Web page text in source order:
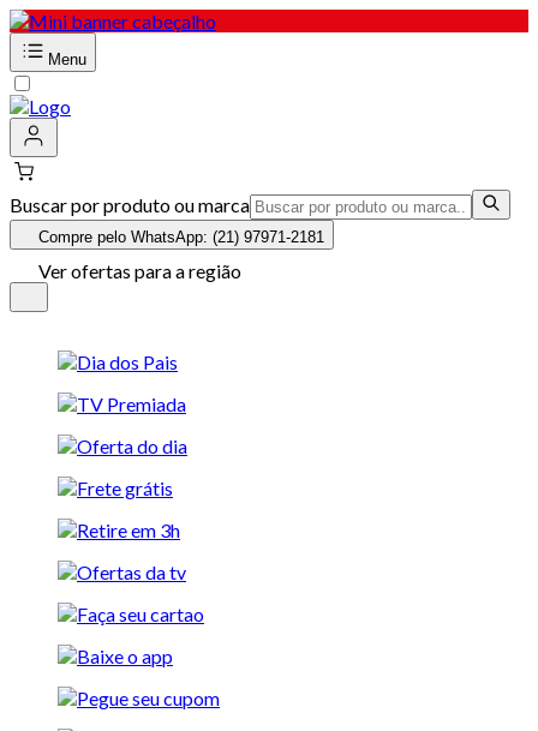
Menu
Buscar por produto ou marca
Compre pelo WhatsApp: (21) 97971-2181
Ver ofertas para a região